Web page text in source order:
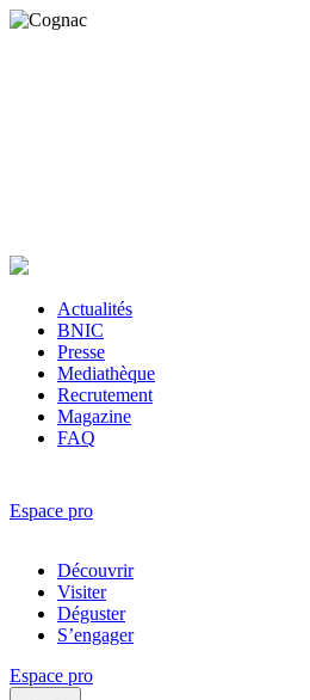
Actualités
BNIC
Presse
Mediathèque
Recrutement
Magazine
FAQ
Espace pro
Découvrir
Visiter
Déguster
S’engager
Espace pro